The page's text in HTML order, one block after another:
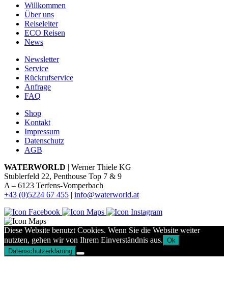
Willkommen
Über uns
Reiseleiter
ECO Reisen
News
Newsletter
Service
Rückrufservice
Anfrage
FAQ
Shop
Kontakt
Impressum
Datenschutz
AGB
WATERWORLD | Werner Thiele KG
Stublerfeld 22, Penthouse Top 7 & 9
A – 6123 Terfens-Vomperbach
+43 (0)5224 67 455 | info@waterworld.at
Diese Website benutzt Cookies. Wenn Sie die Website weiter
nutzten, gehen wir von Ihrem Einverständnis aus. Ok
Datenschutzerklärung